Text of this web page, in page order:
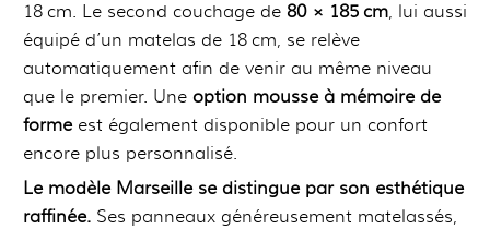
18 cm. Le second couchage de 80 × 185 cm, lui aussi
équipé d’un matelas de 18 cm, se relève
automatiquement afin de venir au même niveau
que le premier. Une option mousse à mémoire de
formeest également disponible pour un confort
encore plus personnalisé.
Le modèle Marseille se distingue par son esthétique
raffinée. Ses panneaux généreusement matelassés,